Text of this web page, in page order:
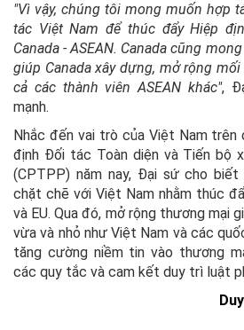
"Vì vậy, chúng tôi mong muốn hợp
tác Việt Nam để thúc đẩy Hiệp
Canada - ASEAN. Canada cũng
giúp Canada xây dựng, mở rộng
cả các thành viên ASEAN khác",
mạnh.
Nhắc đến vai trò của Việt Nam trên
định Đối tác Toàn diện và Tiến bộ
(CPTPP) năm nay, Đại sứ cho biết
chặt chẽ với Việt Nam nhằm thúc
và EU. Qua đó, mở rộng thương mại
vừa và nhỏ như Việt Nam và các
tăng cường niềm tin vào thương
các quy tắc và cam kết duy trì luật